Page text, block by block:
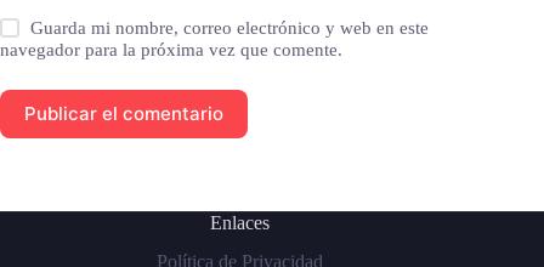
Guarda mi nombre, correo electrónico y web en este
navegador para la próxima vez que comente.
Publicar el comentario
Enlaces
Política de Privacidad